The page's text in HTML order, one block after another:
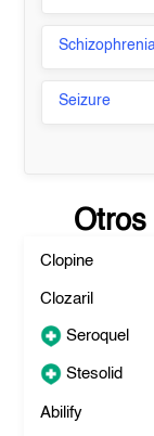
Seizure
Otros
Clopine
Clozaril
Seroquel
Stesolid
Abilify